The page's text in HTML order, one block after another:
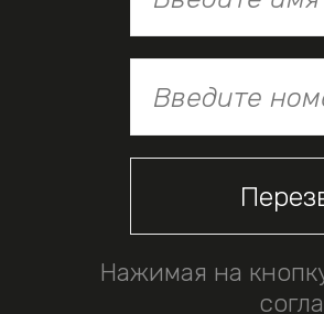
Нажимая на